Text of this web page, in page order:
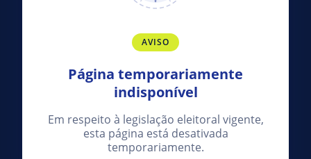
AVISO
Página temporariamente
indisponível
Em respeito à legislação eleitoral vigente,
esta página está desativada
temporariamente.